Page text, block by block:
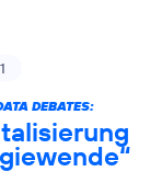
DEBATES: